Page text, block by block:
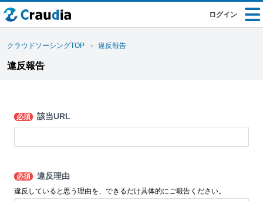
ログイン
クラウドソーシングTOP 違反報告
違反報告
必須 該当URL
必須 違反理由
違反していると思う理由を、できるだけ具体的にご報告ください。